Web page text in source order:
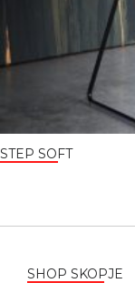
STEP SOFT
SHOP SKOPJE